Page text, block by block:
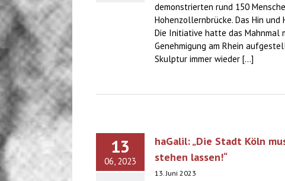
demonstrierten rund 150
Hohenzollernbrücke. Das Hin
Die Initiative hatte das Mahnmal
Genehmigung am Rhein
Skulptur immer wieder [...]
13
06, 2023
haGalil: „Die Stadt Köln
stehen lassen!“
13. Juni 2023